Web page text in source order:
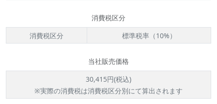
消費税区分
消費税区分
標準税率（10%）
当社販売価格
30,415円(税込)
※実際の消費税は消費税区分別にて算出されます